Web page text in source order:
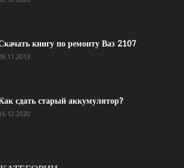
книгу по ремонту Ваз 2107
сдать старый аккумулятор?